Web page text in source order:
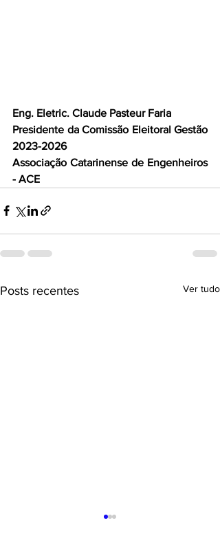
Eng. Eletric. Claude Pasteur Faria
Presidente da Comissão Eleitoral Gestão
2023-2026
Associação Catarinense de Engenheiros
- ACE
Posts recentes Ver tudo